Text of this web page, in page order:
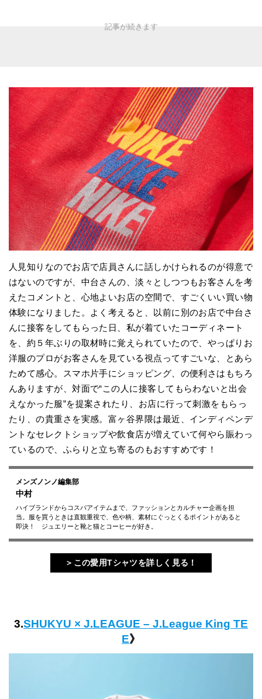
人見知りなのでお店で店員さんに話しかけられるのが得意で
はないのですが、中台さんの、淡々としつつもお客さんを考
えたコメントと、心地よいお店の空間で、すごくいい買い物
体験になりました。よく考えると、以前に別のお店で中台さ
んに接客をしてもらった日、私が着ていたコーディネート
を、約５年ぶりの取材時に覚えられていたので、やっぱりお
洋服のプロがお客さんを見ている視点ってすごいな、とあら
ためて感心。スマホ片手にショッピング、の便利さはもちろ
んありますが、対面で“この人に接客してもらわないと出会
えなかった服”を提案されたり、お店に行って刺激をもらっ
たり、の貴重さを実感。富ヶ谷界隈は最近、インディペンデ
ントなセレクトショップや飲食店が増えていて何やら賑わっ
ているので、ふらりと立ち寄るのもおすすめです！
メンズノンノ編集部
中村
ハイブランドからコスパアイテムまで、ファッションとカルチャー企画を担
当。服を買うときは直観重視で、色や柄、素材にぐっとくるポイントがあると
即決！ ジュエリーと靴と猫とコーヒーが好き。
＞この愛用Tシャツを詳しく見る！
3.SHUKYU × J.LEAGUE – J.League King TE
E》